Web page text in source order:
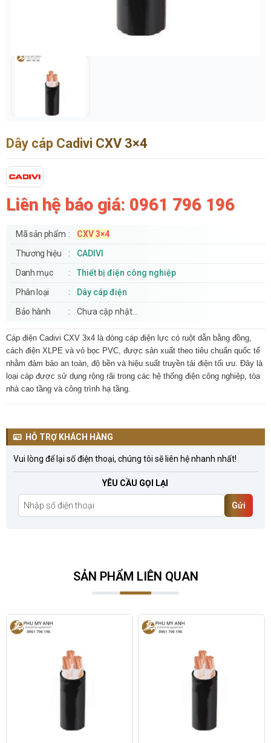
Dây cáp Cadivi CXV 3×4
Liên hệ báo giá: 0961 796 196
Mã sản phẩm
CXV 3×4
Thương hiệu
CADIVI
Danh mục
Thiết bị điện công nghiệp
Phân loại
Dây cáp điện
Bảo hành
Chưa cập nhật...
Cáp điện Cadivi CXV 3x4 là dòng cáp điện lực có ruột dẫn bằng đồng,
cách điện XLPE và vỏ bọc PVC, được sản xuất theo tiêu chuẩn quốc tế
nhằm đảm bảo an toàn, độ bền và hiệu suất truyền tải điện tối ưu. Đây là
loại cáp được sử dụng rộng rãi trong các hệ thống điện công nghiệp, tòa
nhà cao tầng và công trình hạ tầng.
HỖ TRỢ KHÁCH HÀNG
Vui lòng để lại số điện thoại, chúng tôi sẽ liên hệ nhanh nhất!
YÊU CẦU GỌI LẠI
Gửi
SẢN PHẨM LIÊN QUAN